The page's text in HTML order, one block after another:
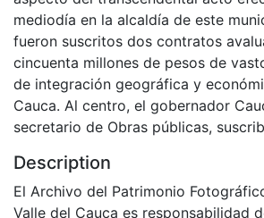
mediodía en la alcaldía de este
fueron suscritos dos contratos
cincuenta millones de pesos de
de integración geográfica y
Cauca. Al centro, el gobernador
secretario de Obras públicas,
Description
El Archivo del Patrimonio
Valle del Cauca es responsabilidad